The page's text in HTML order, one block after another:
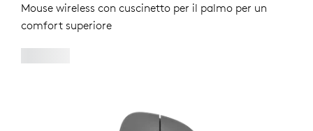
Mouse wireless con cuscinetto per il palmo per un
comfort superiore